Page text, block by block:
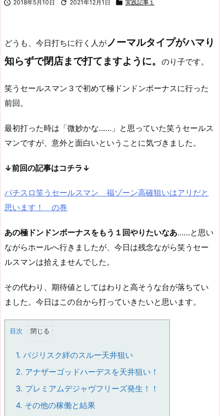
 2018年5月10日  2021年12月1日  実践記事１
どうも、今日打ちに行く人がノーマルタイプがハマり
知らずで閉店まで打てますように。 のり子です。
笑うセールスマン３で初めて極ドンドンボーナスに行った
前回。
最初打った時は「微妙かな……」と思っていた笑うセールス
マンですが、意外と面白いということに気づきました。
↓前回の記事はコチラ↓
パチスロ笑うセールスマン 福ゾーン高確狙いはアリだと
思います！ の巻
あの極ドンドンボーナスをもう１回やりたいなあ……と思い
ながらホールへ行きましたが、今日は残念ながら笑うセー
ルスマンは拾えませんでした。
その代わり、期待値としてはわりと高そうな台が落ちてい
ました。今日はこの台から打っていきたいと思います。
目次
1. バジリスク絆のスルー天井狙い
2. アナザーゴッドハーデスを天井狙い！
3. プレミアムデジャヴフリーズ発生！！
4. その他の稼働と結果